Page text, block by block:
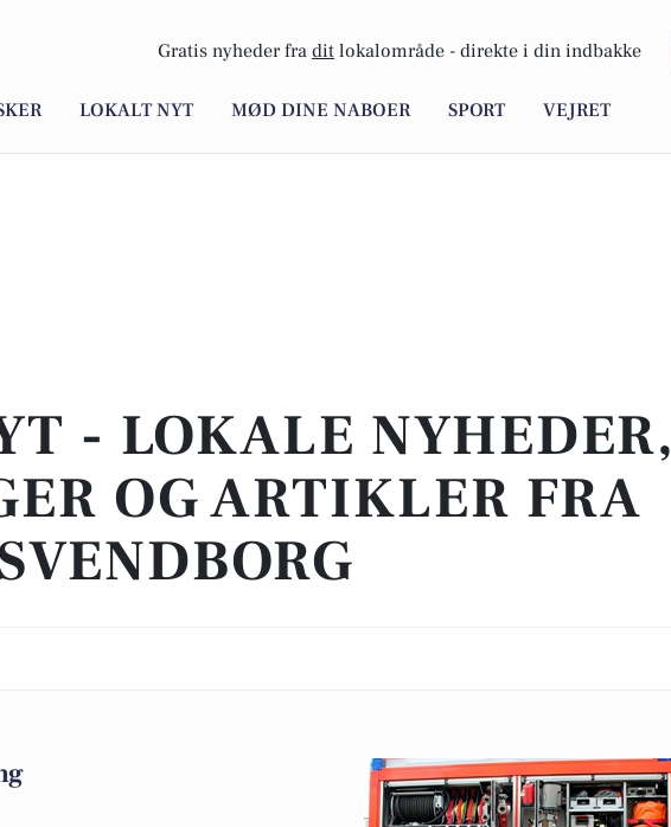
Gratis nyheder fra dit lokalområde - direkte i din indbakke
LOKALT NYT MØD DINE NABOER SPORT VEJRET
- LOKALE NYHEDER,
OG ARTIKLER FRA